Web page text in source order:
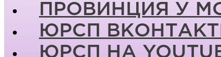
ПРОВИНЦИЯ У
ЮРСП
ЮРСП НА